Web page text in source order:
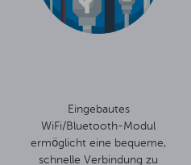
Eingebautes
WiFi/Bluetooth-Modul
ermöglicht eine bequeme,
schnelle Verbindung zu